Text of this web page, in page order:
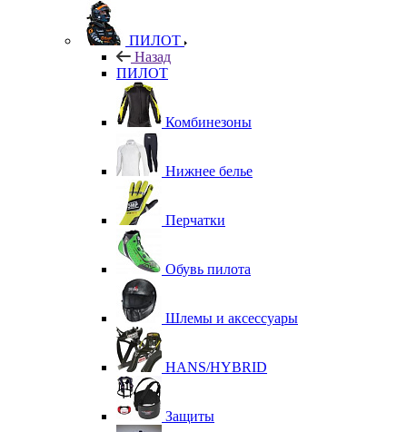
ПИЛОТ
Назад
ПИЛОТ
Комбинезоны
Нижнее белье
Перчатки
Обувь пилота
Шлемы и аксессуары
HANS/HYBRID
Защиты